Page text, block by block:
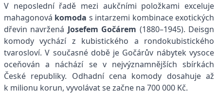
V neposlední řadě mezi aukčními položkami exceluje
mahagonová komoda s intarzemi kombinace exotických
dřevin navržená Josefem Gočárem (1880–1945). Deisgn
komody vychází z kubistického a rondokubistického
tvarosloví. V současné době je Gočárův nábytek vysoce
oceňován a náchází se v nejvýznamnějších sbírkách
České republiky. Odhadní cena komody dosahuje až
k milionu korun, vyvolávat se začne na 700 000 Kč.